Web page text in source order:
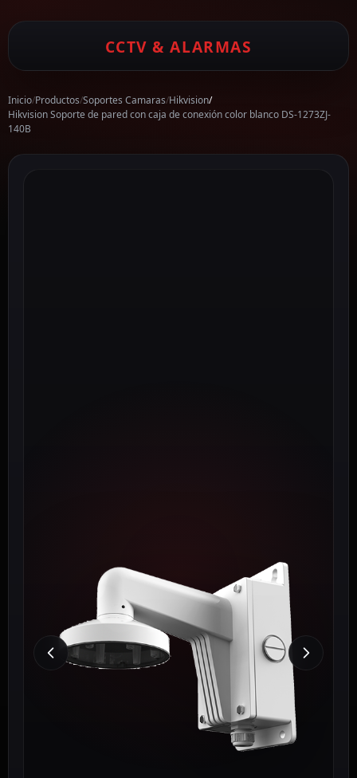
CCTV & ALARMAS
Inicio/Productos/Soportes Camaras/Hikvision/
Hikvision Soporte de pared con caja de conexión color blanco DS-1273ZJ-
140B